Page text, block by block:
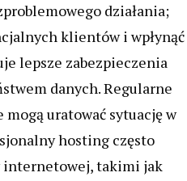
działania;
klientów i wpłynąć
lepsze zabezpieczenia
danych. Regularne
uratować sytuację w
hosting często
internetowej, takimi jak